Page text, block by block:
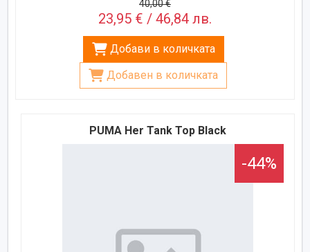
40,00 €
23,95 € / 46,84 лв.
Добави в количката
Добавен в количката
PUMA Her Tank Top Black
-44%